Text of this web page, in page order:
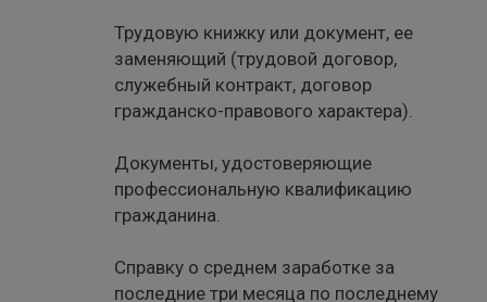
Трудовую книжку или документ, ее
заменяющий (трудовой договор,
служебный контракт, договор
гражданско-правового характера).
Документы, удостоверяющие
профессиональную квалификацию
гражданина.
Справку о среднем заработке за
последние три месяца по последнему